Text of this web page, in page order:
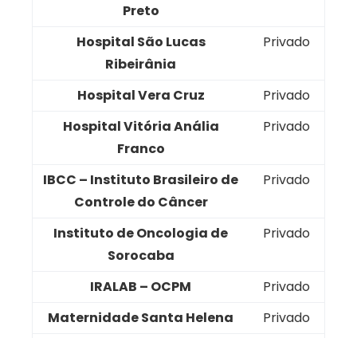
Preto
Hospital São Lucas
Ribeirânia
Privado
Hospital Vera Cruz
Privado
Hospital Vitória Anália
Franco
Privado
IBCC – Instituto Brasileiro de
Controle do Câncer
Privado
Instituto de Oncologia de
Sorocaba
Privado
IRALAB – OCPM
Privado
Maternidade Santa Helena
Privado